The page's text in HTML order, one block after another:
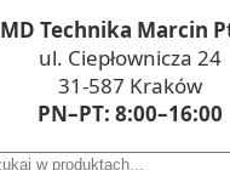
MD Technika Marcin
ul. Ciepłownicza 24
31-587 Kraków
PN–PT: 8:00–16:00